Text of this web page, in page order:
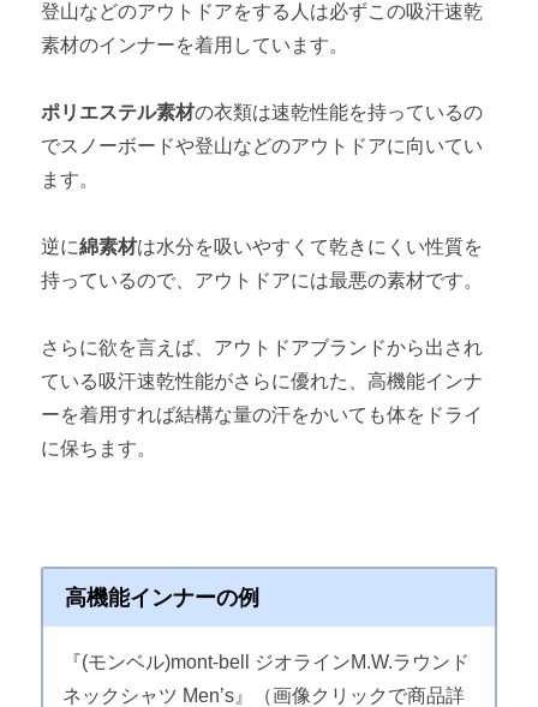
登山などのアウトドアをする人は必ずこの吸汗速乾
素材のインナーを着用しています。
ポリエステル素材の衣類は速乾性能を持っているの
でスノーボードや登山などのアウトドアに向いてい
ます。
逆に綿素材は水分を吸いやすくて乾きにくい性質を
持っているので、アウトドアには最悪の素材です。
さらに欲を言えば、アウトドアブランドから出され
ている吸汗速乾性能がさらに優れた、高機能インナ
ーを着用すれば結構な量の汗をかいても体をドライ
に保ちます。
高機能インナーの例
『(モンベル)mont-bell ジオラインM.W.ラウンド
ネックシャツ Men’s』（画像クリックで商品詳